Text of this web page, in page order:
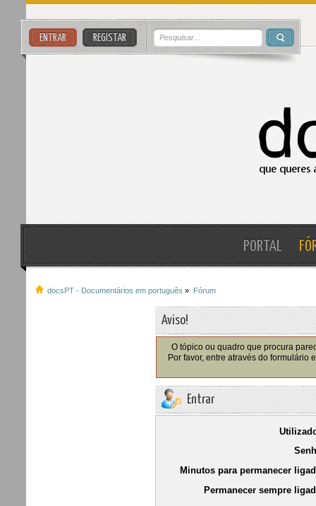
ENTRAR REGISTAR
PORTAL
docsPT - Documentários em português » Fórum
Aviso!
O tópico ou quadro que procura
Por favor, entre através do formulário
Entrar
Minutos para permanecer
Permanecer sempre